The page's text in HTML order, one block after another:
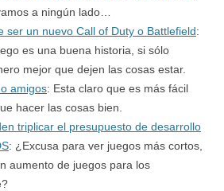
a ningún lado…
ser un nuevo Call of Duty o Battlefield:
es una buena historia, si sólo
mejor que dejen las cosas estar.
amigos: Esta claro que es más fácil
hacer las cosas bien.
triplicar el presupuesto de desarrollo
: ¿Excusa para ver juegos más cortos,
aumento de juegos para los